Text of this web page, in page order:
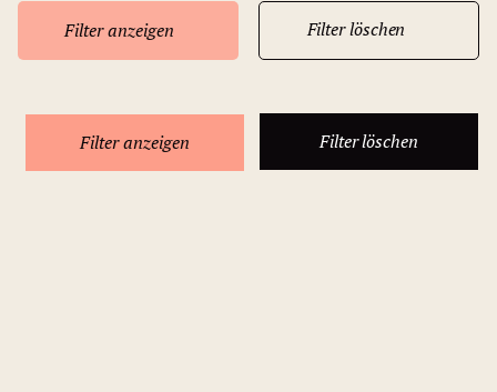
Filter anzeigen
Filter anzeigen
Filter löschen
Filter löschen